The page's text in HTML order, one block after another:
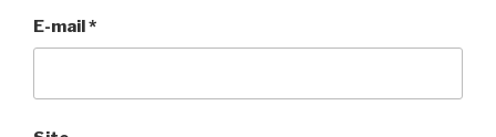
E-mail*